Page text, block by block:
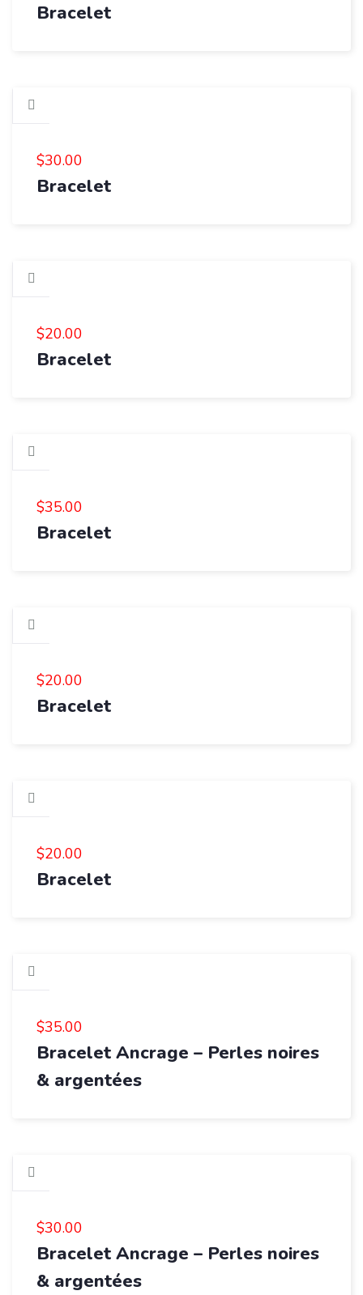
Bracelet
$30.00
Bracelet
$20.00
Bracelet
$35.00
Bracelet
$20.00
Bracelet
$20.00
Bracelet
$35.00
Bracelet Ancrage – Perles noires
& argentées
$30.00
Bracelet Ancrage – Perles noires
& argentées